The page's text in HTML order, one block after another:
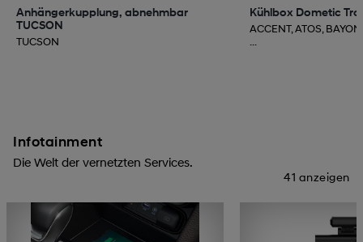
Anhängerkupplung, abnehmbar
TUCSON
TUCSON
Kühlbox Dometic
ACCENT, ATOS,
...
Infotainment
Die Welt der vernetzten Services.
41 anzeigen